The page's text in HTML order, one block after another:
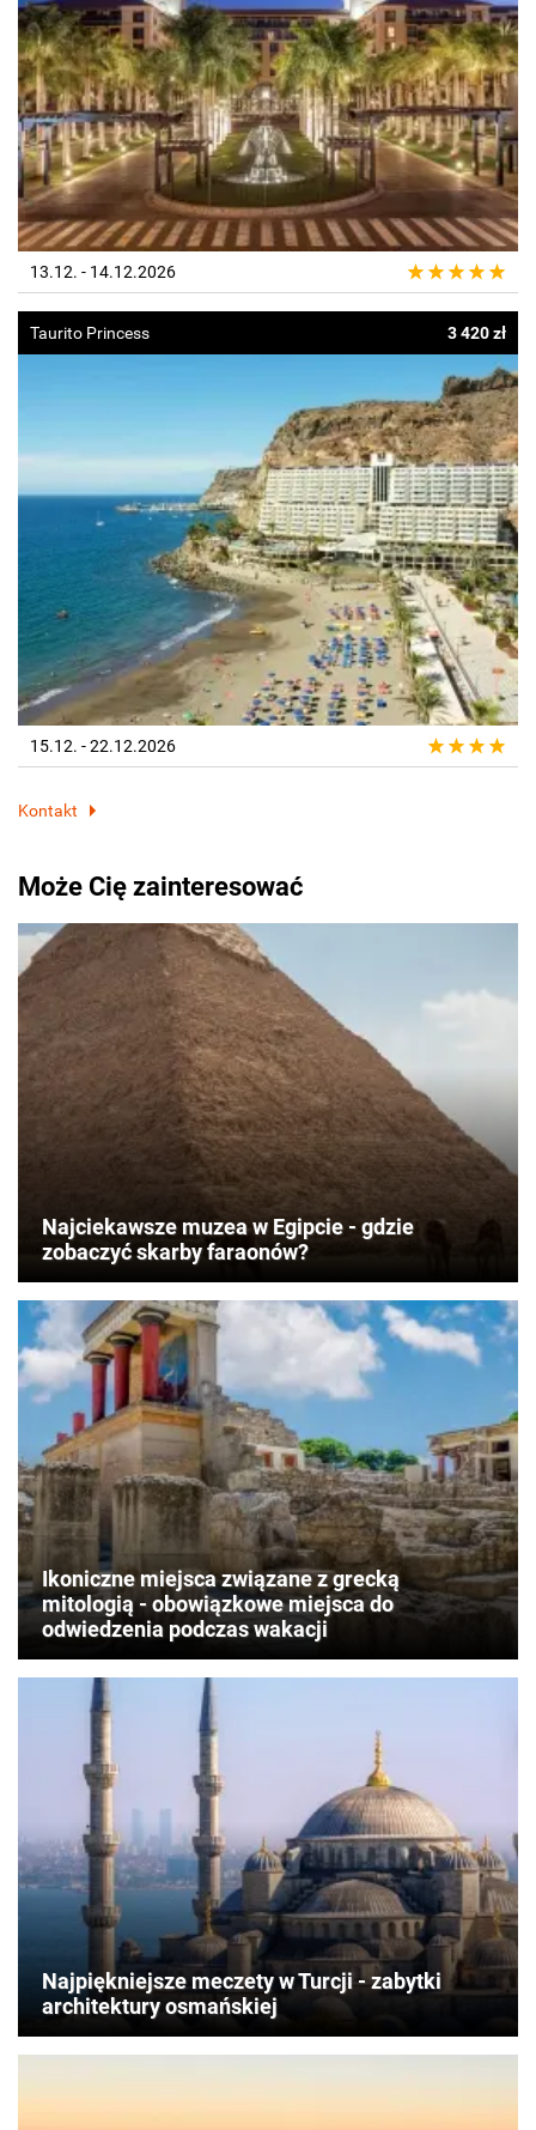
13.12. - 14.12.2026
Taurito Princess 3 420 zł
15.12. - 22.12.2026
Kontakt
Może Cię zainteresować
Najciekawsze muzea w Egipcie - gdzie
zobaczyć skarby faraonów?
Ikoniczne miejsca związane z grecką
mitologią - obowiązkowe miejsca do
odwiedzenia podczas wakacji
Najpiękniejsze meczety w Turcji - zabytki
architektury osmańskiej